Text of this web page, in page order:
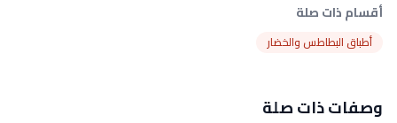
أقسام ذات صلة
أطباق البطاطس والخضار
وصفات ذات صلة